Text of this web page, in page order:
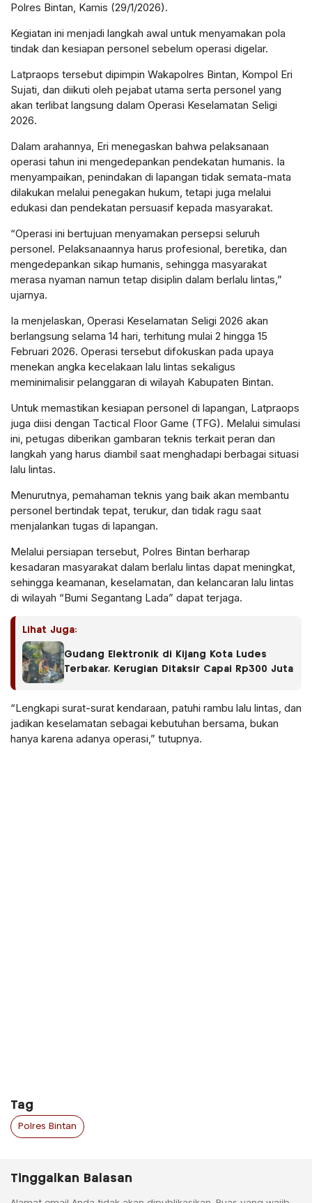
Polres Bintan, Kamis (29/1/2026).
Kegiatan ini menjadi langkah awal untuk menyamakan pola
tindak dan kesiapan personel sebelum operasi digelar.
Latpraops tersebut dipimpin Wakapolres Bintan, Kompol Eri
Sujati, dan diikuti oleh pejabat utama serta personel yang
akan terlibat langsung dalam Operasi Keselamatan Seligi
2026.
Dalam arahannya, Eri menegaskan bahwa pelaksanaan
operasi tahun ini mengedepankan pendekatan humanis. Ia
menyampaikan, penindakan di lapangan tidak semata-mata
dilakukan melalui penegakan hukum, tetapi juga melalui
edukasi dan pendekatan persuasif kepada masyarakat.
“Operasi ini bertujuan menyamakan persepsi seluruh
personel. Pelaksanaannya harus profesional, beretika, dan
mengedepankan sikap humanis, sehingga masyarakat
merasa nyaman namun tetap disiplin dalam berlalu lintas,”
ujarnya.
Ia menjelaskan, Operasi Keselamatan Seligi 2026 akan
berlangsung selama 14 hari, terhitung mulai 2 hingga 15
Februari 2026. Operasi tersebut difokuskan pada upaya
menekan angka kecelakaan lalu lintas sekaligus
meminimalisir pelanggaran di wilayah Kabupaten Bintan.
Untuk memastikan kesiapan personel di lapangan, Latpraops
juga diisi dengan Tactical Floor Game (TFG). Melalui simulasi
ini, petugas diberikan gambaran teknis terkait peran dan
langkah yang harus diambil saat menghadapi berbagai situasi
lalu lintas.
Menurutnya, pemahaman teknis yang baik akan membantu
personel bertindak tepat, terukur, dan tidak ragu saat
menjalankan tugas di lapangan.
Melalui persiapan tersebut, Polres Bintan berharap
kesadaran masyarakat dalam berlalu lintas dapat meningkat,
sehingga keamanan, keselamatan, dan kelancaran lalu lintas
di wilayah “Bumi Segantang Lada” dapat terjaga.
Lihat Juga:
Gudang Elektronik di Kijang Kota Ludes
Terbakar, Kerugian Ditaksir Capai Rp300 Juta
“Lengkapi surat-surat kendaraan, patuhi rambu lalu lintas, dan
jadikan keselamatan sebagai kebutuhan bersama, bukan
hanya karena adanya operasi,” tutupnya.
Tag
Polres Bintan
Tinggalkan Balasan